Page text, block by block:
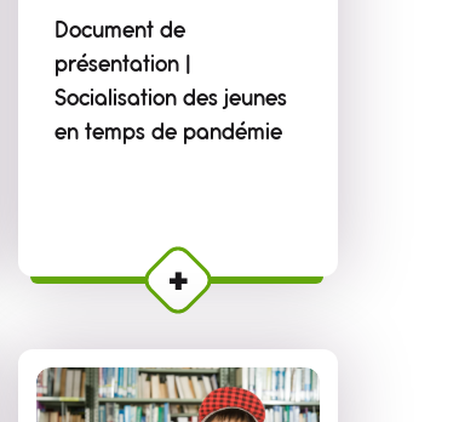
Document de
présentation |
Socialisation des jeunes
en temps de pandémie